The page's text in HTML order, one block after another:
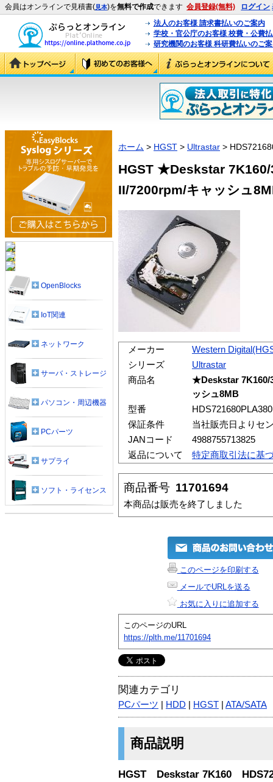
会員はオンラインで見積書(見本)を無料で作成できます 会員登録(無料) ログイン
法人のお客様 請求書払いのご案内
学校・官公庁のお客様 校費・公費
研究機関のお客様 科研費払いのご
ホーム > HGST > Ultrastar >
HGST ★Deskstar
II/7200rpm/キャッシュ
メーカー
Western
シリーズ
Ultrastar
商品名
★Deskstar 7K160/
ッシュ8MB
型番
HDS721680PLA380
保証条件
当社販売日よりセ
JANコード
4988755713825
返品について
特定商取引法に基
商品番号 11701694
本商品は販売を終了しました
このページを印刷する
メールでURLを送る
お気に入りに追加する
このページのURL
https://plth.me/11701694
関連カテゴリ
PCパーツ HDD HGST ATA/SATA
商品説明
HGST Deskstar 7K160
OpenBlocks
IoT関連
ネットワーク
サーバ・ストレージ
パソコン・周辺機器
PCパーツ
サプライ
ソフト・ライセンス